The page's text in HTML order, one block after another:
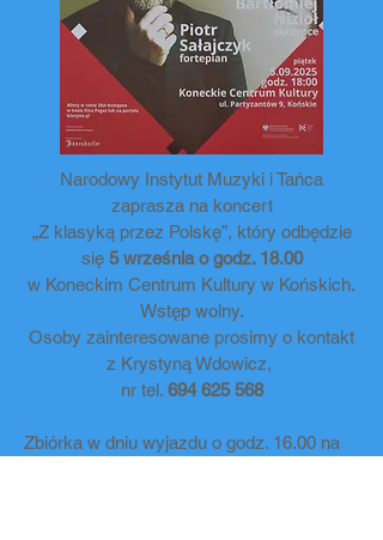
Narodowy Instytut Muzyki i Tańca
zaprasza na koncert
„Z klasyką przez Polskę”, który odbędzie
się 5 września o godz. 18.00
w Koneckim Centrum Kultury w Końskich.
Wstęp wolny.
Osoby zainteresowane prosimy o kontakt
z Krystyną Wdowicz,
nr tel. 694 625 568
Zbiórka w dniu wyjazdu o godz. 16.00 na